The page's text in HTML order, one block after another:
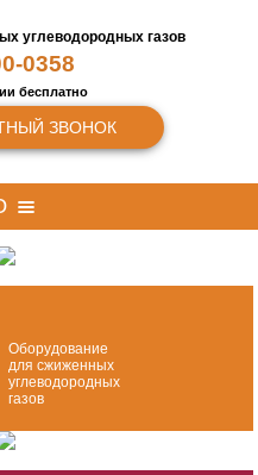
углеводородных газов
0358
бесплатно
ЗВОНОК
Оборудование
для сжиженных
углеводородных
газов